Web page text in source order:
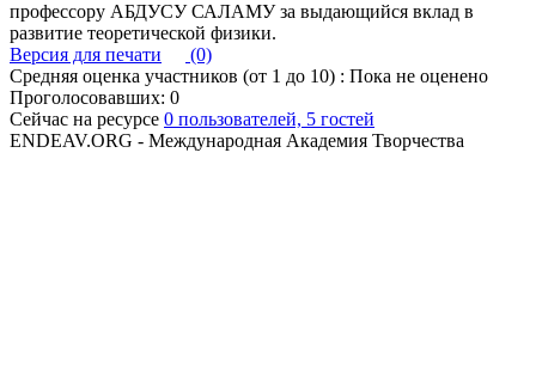
профессору АБДУСУ САЛАМУ за выдающийся вклад в
развитие теоретической физики.
Версия для печати
(0)
Средняя оценка участников (от 1 до 10) : Пока не оценено
Проголосовавших: 0
Сейчас на ресурсе 0 пользователей, 5 гостей
ENDEAV.ORG - Международная Академия Творчества